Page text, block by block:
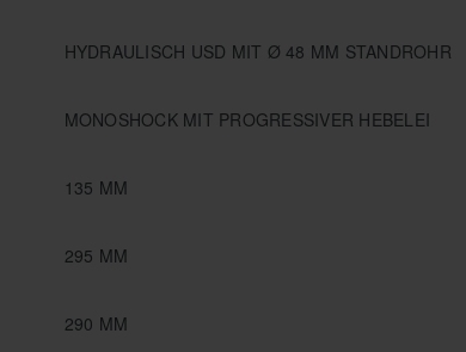
HYDRAULISCH USD MIT Ø 48 MM STANDROHR
MONOSHOCK MIT PROGRESSIVER HEBELEI
135 MM
295 MM
290 MM